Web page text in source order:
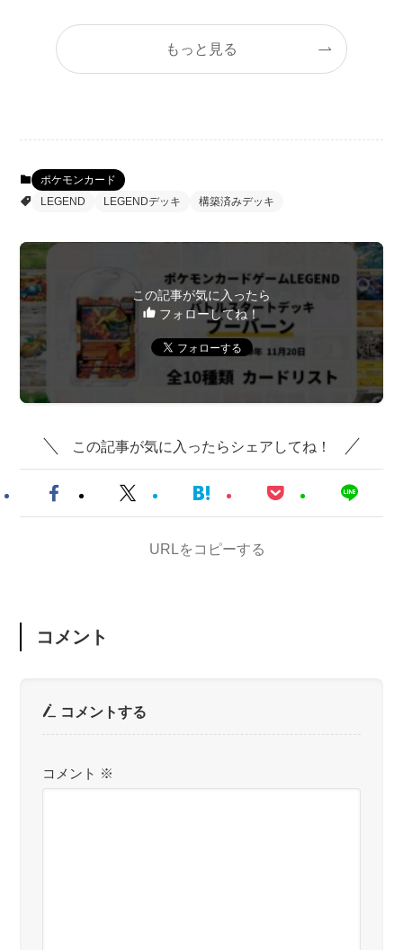
もっと見る
ポケモンカード
LEGEND
LEGENDデッキ 構築済みデッキ
この記事が気に入ったら
フォローしてね！
この記事が気に入ったらシェアしてね！
URLをコピーする
コメント
コメントする
コメント ※